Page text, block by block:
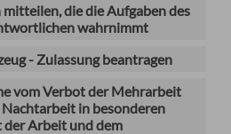
die die Aufgaben des
wahrnimmt
- Zulassung beantragen
vom Verbot der Mehrarbeit
in besonderen
der Arbeit und dem